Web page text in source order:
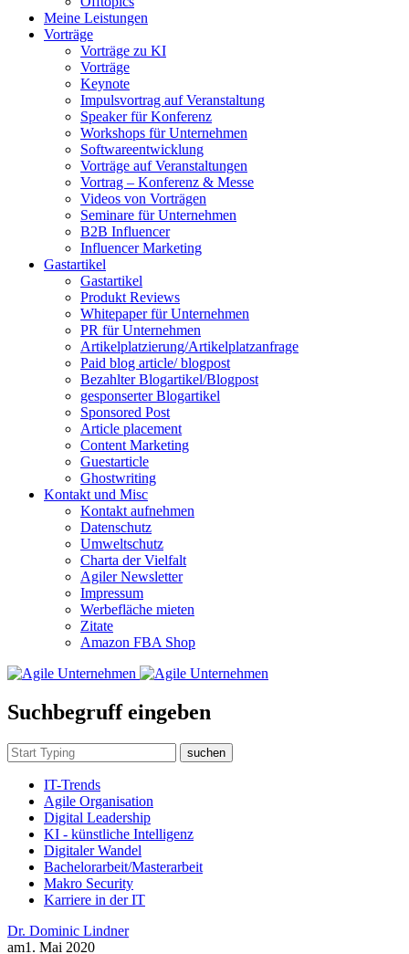
Meine Leistungen
Vorträge
Vorträge zu KI
Vorträge
Keynote
Impulsvortrag auf Veranstaltung
Speaker für Konferenz
Workshops für Unternehmen
Softwareentwicklung
Vorträge auf Veranstaltungen
Vortrag – Konferenz & Messe
Videos von Vorträgen
Seminare für Unternehmen
B2B Influencer
Influencer Marketing
Gastartikel
Gastartikel
Produkt Reviews
Whitepaper für Unternehmen
PR für Unternehmen
Artikelplatzierung/Artikelplatzanfrage
Paid blog article/ blogpost
Bezahlter Blogartikel/Blogpost
gesponserter Blogartikel
Sponsored Post
Article placement
Content Marketing
Guestarticle
Ghostwriting
Kontakt und Misc
Kontakt aufnehmen
Datenschutz
Umweltschutz
Charta der Vielfalt
Agiler Newsletter
Impressum
Werbefläche mieten
Zitate
Amazon FBA Shop
Suchbegruff eingeben
suchen
IT-Trends
Agile Organisation
Digital Leadership
KI - künstliche Intelligenz
Digitaler Wandel
Bachelorarbeit/Masterarbeit
Makro Security
Karriere in der IT
Dr. Dominic Lindner
am1. Mai 2020